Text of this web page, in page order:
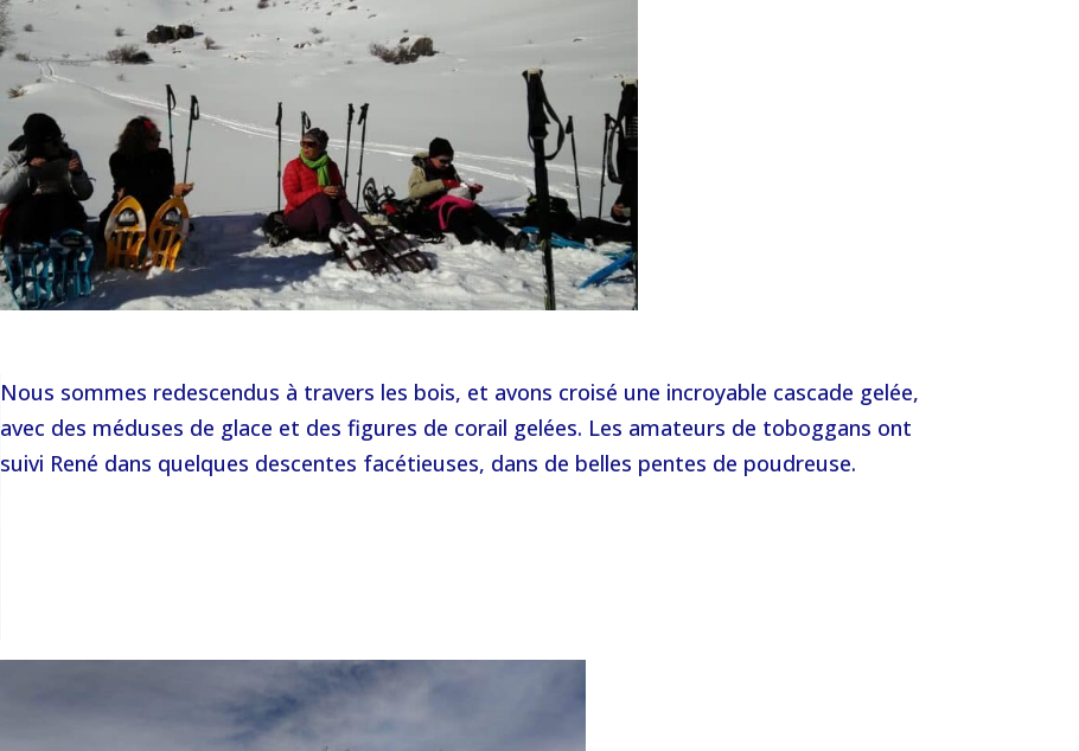
Nous sommes redescendus à travers les bois, et avons croisé une incroyable cascade gelée,
avec des méduses de glace et des figures de corail gelées. Les amateurs de toboggans ont
suivi René dans quelques descentes facétieuses, dans de belles pentes de poudreuse.